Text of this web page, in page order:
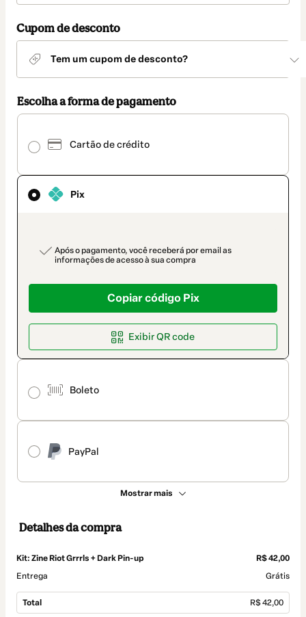
Cupom de desconto
Tem um cupom de desconto?
Escolha a forma de pagamento
Cartão de crédito
Pix
payment_data.section_title_v2
Após o pagamento, você receberá por email as
informações de acesso à sua compra
Copiar código Pix
Exibir QR code
Boleto
PayPal
Mostrar mais
Pix
como
de
pagamento
Detalhes da compra
Kit: Zine Riot Grrrls + Dark Pin-up
R$ 42,00
Entrega
Grátis
Total R$ 42,00